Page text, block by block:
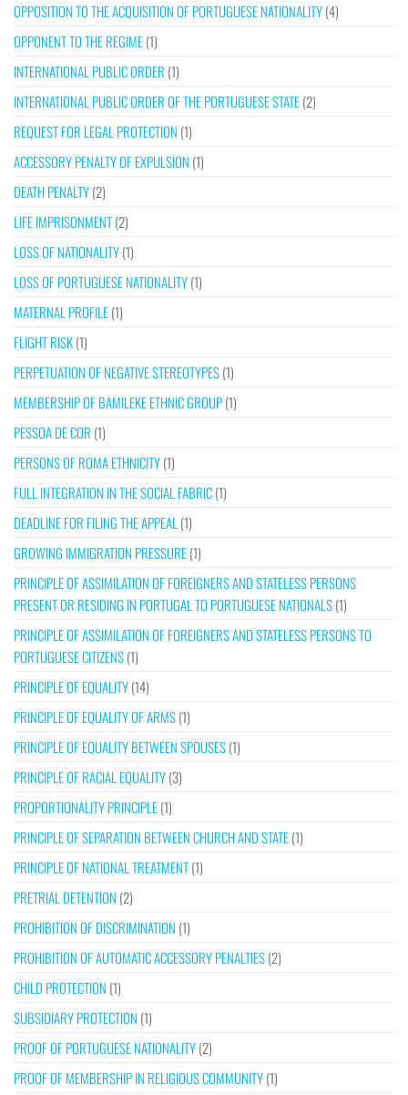
OPPOSITION TO THE ACQUISITION OF PORTUGUESE NATIONALITY(4)
OPPONENT TO THE REGIME(1)
INTERNATIONAL PUBLIC ORDER (1)
INTERNATIONAL PUBLIC ORDER OF THE PORTUGUESE STATE(2)
REQUEST FOR LEGAL PROTECTION (1)
ACCESSORY PENALTY OF EXPULSION (1)
DEATH PENALTY(2)
LIFE IMPRISONMENT(2)
LOSS OF NATIONALITY(1)
LOSS OF PORTUGUESE NATIONALITY(1)
MATERNAL PROFILE(1)
FLIGHT RISK(1)
PERPETUATION OF NEGATIVE STEREOTYPES(1)
MEMBERSHIP OF BAMILEKE ETHNIC GROUP(1)
PESSOA DE COR (1)
PERSONS OF ROMA ETHNICITY(1)
FULL INTEGRATION IN THE SOCIAL FABRIC(1)
DEADLINE FOR FILING THE APPEAL (1)
GROWING IMMIGRATION PRESSURE(1)
PRINCIPLE OF ASSIMILATION OF FOREIGNERS AND STATELESS PERSONS
PRESENT OR RESIDING IN PORTUGAL TO PORTUGUESE NATIONALS(1)
PRINCIPLE OF ASSIMILATION OF FOREIGNERS AND STATELESS PERSONS TO
PORTUGUESE CITIZENS(1)
PRINCIPLE OF EQUALITY(14)
PRINCIPLE OF EQUALITY OF ARMS(1)
PRINCIPLE OF EQUALITY BETWEEN SPOUSES(1)
PRINCIPLE OF RACIAL EQUALITY(3)
PROPORTIONALITY PRINCIPLE(1)
PRINCIPLE OF SEPARATION BETWEEN CHURCH AND STATE(1)
PRINCIPLE OF NATIONAL TREATMENT(1)
PRETRIAL DETENTION (2)
PROHIBITION OF DISCRIMINATION (1)
PROHIBITION OF AUTOMATIC ACCESSORY PENALTIES(2)
CHILD PROTECTION (1)
SUBSIDIARY PROTECTION (1)
PROOF OF PORTUGUESE NATIONALITY(2)
PROOF OF MEMBERSHIP IN RELIGIOUS COMMUNITY(1)